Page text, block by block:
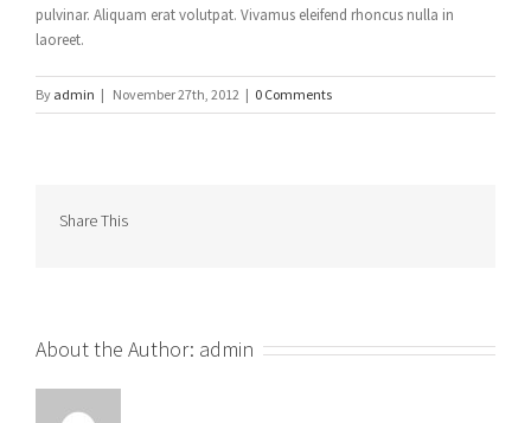
pulvinar. Aliquam erat volutpat. Vivamus eleifend rhoncus nulla in
laoreet.
By admin | November 27th, 2012 | 0 Comments
Share This
About the Author: admin